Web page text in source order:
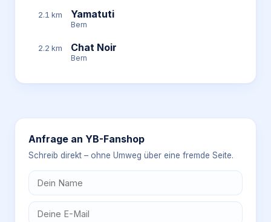
2.1 km Yamatuti
Bern
2.2 km Chat Noir
Bern
Anfrage an YB-Fanshop
Schreib direkt – ohne Umweg über eine fremde Seite.